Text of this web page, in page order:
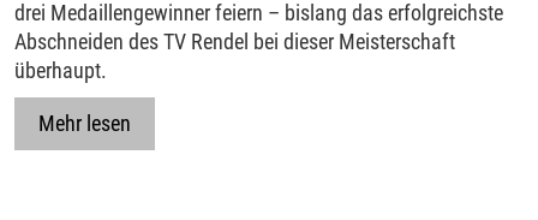
drei Medaillengewinner feiern – bislang das erfolgreichste
Abschneiden des TV Rendel bei dieser Meisterschaft
überhaupt.
Mehr lesen